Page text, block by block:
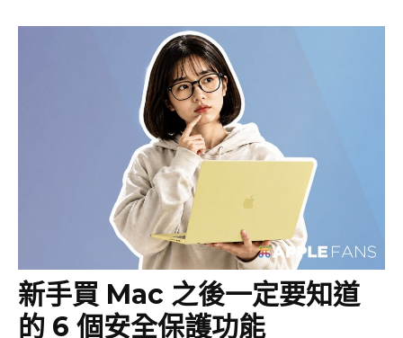
新手買 Mac 之後一定要知道
的 6 個安全保護功能